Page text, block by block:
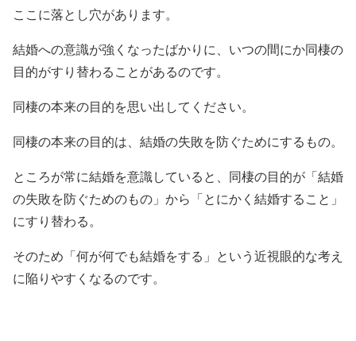
ここに落とし穴があります。
結婚への意識が強くなったばかりに、いつの間にか同棲の
目的がすり替わることがあるのです。
同棲の本来の目的を思い出してください。
同棲の本来の目的は、結婚の失敗を防ぐためにするもの。
ところが常に結婚を意識していると、同棲の目的が「結婚
の失敗を防ぐためのもの」から「とにかく結婚すること」
にすり替わる。
そのため「何が何でも結婚をする」という近視眼的な考え
に陥りやすくなるのです。